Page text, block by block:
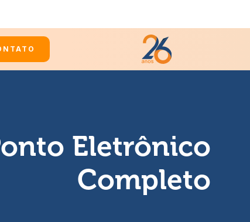
Eletrônico
Completo